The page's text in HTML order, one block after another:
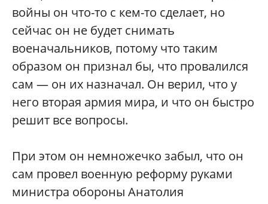
войны он что-то с кем-то сделает, но
сейчас он не будет снимать
военачальников, потому что таким
образом он признал бы, что провалился
сам — он их назначал. Он верил, что у
него вторая армия мира, и что он быстро
решит все вопросы.
При этом он немножечко забыл, что он
сам провел военную реформу руками
министра обороны Анатолия